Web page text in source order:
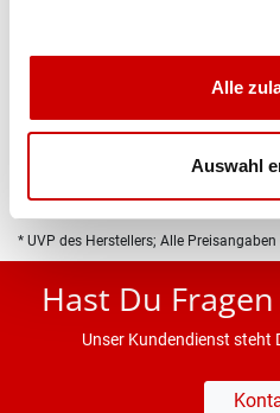
Alle
Auswahl
* UVP des Herstellers; Alle Preisangaben
Hast Du
Unser Kundendienst steht